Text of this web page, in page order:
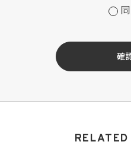
(2) 当社サービス及び当社がKWブランド
(3) 当社の商品、サービス等のご案内のため
(4) 当社サービスに関する当社の規約、ポリ
る行為に対する対応のため
の開発等に役立てるため
も外国に所在する場合を含みます。）に対
確